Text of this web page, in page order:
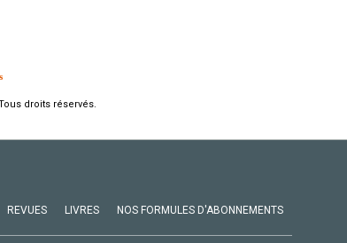
droits réservés.
REVUES LIVRES NOS FORMULES D'ABONNEMENTS